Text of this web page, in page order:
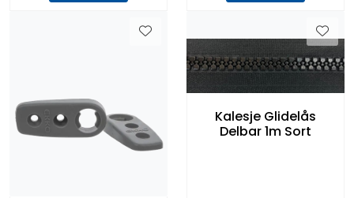
Kalesje Glidelås
Delbar 1m Sort